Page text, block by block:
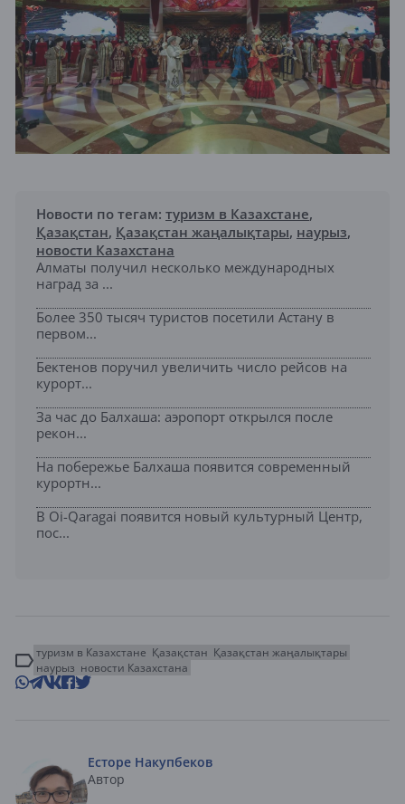
Новости по тегам: туризм в Казахстане,
Қазақстан, Қазақстан жаңалықтары, наурыз,
новости Казахстана
Алматы получил несколько международных
наград за ...
Более 350 тысяч туристов посетили Астану в
первом...
Бектенов поручил увеличить число рейсов на
курорт...
За час до Балхаша: аэропорт открылся после
рекон...
На побережье Балхаша появится современный
курортн...
В Oi-Qaragai появится новый культурный Центр,
пос...
туризм в Казахстане Қазақстан Қазақстан жаңалықтары
наурыз новости Казахстана
Есторе Накупбеков
Автор